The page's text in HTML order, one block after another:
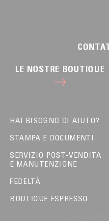
LE NOSTRE BOUTIQUE
HAI BISOGNO DI AIUTO?
STAMPA E DOCUMENTI
SERVIZIO POST-VENDITA
E MANUTENZIONE
FEDELTÀ
BOUTIQUE ESPRESSO